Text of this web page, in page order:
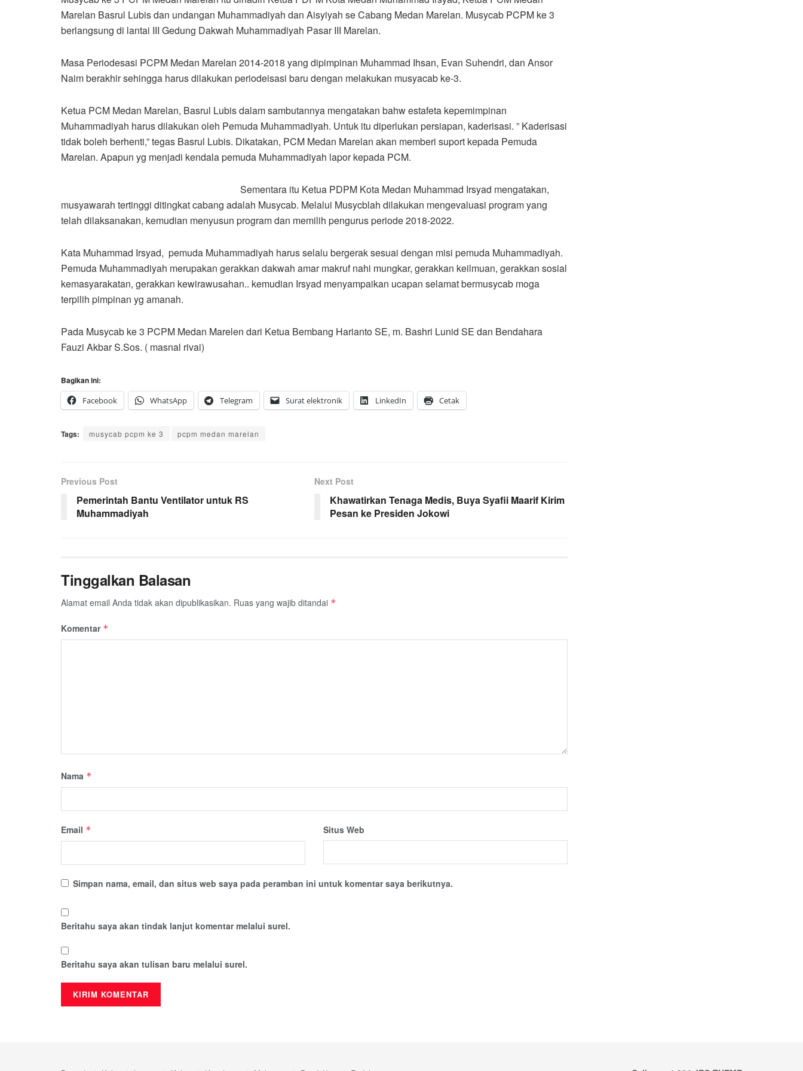
Marelan Basrul Lubis dan undangan Muhammadiyah dan Aisyiyah se Cabang Medan Marelan. Musycab PCPM ke 3
berlangsung di lantai III Gedung Dakwah Muhammadiyah Pasar III Marelan.
Masa Periodesasi PCPM Medan Marelan 2014-2018 yang dipimpinan Muhammad Ihsan, Evan Suhendri, dan Ansor
Naim berakhir sehingga harus dilakukan periodeisasi baru dengan melakukan musyacab ke-3.
Ketua PCM Medan Marelan, Basrul Lubis dalam sambutannya mengatakan bahw estafeta kepemimpinan
Muhammadiyah harus dilakukan oleh Pemuda Muhammadiyah. Untuk itu diperlukan persiapan, kaderisasi. ” Kaderisasi
tidak boleh berhenti,” tegas Basrul Lubis. Dikatakan, PCM Medan Marelan akan memberi suport kepada Pemuda
Marelan. Apapun yg menjadi kendala pemuda Muhammadiyah lapor kepada PCM.
Sementara itu Ketua PDPM Kota Medan Muhammad Irsyad mengatakan,
musyawarah tertinggi ditingkat cabang adalah Musycab. Melalui Musycblah dilakukan mengevaluasi program yang
telah dilaksanakan, kemudian menyusun program dan memilih pengurus periode 2018-2022.
Kata Muhammad Irsyad, pemuda Muhammadiyah harus selalu bergerak sesuai dengan misi pemuda Muhammadiyah.
Pemuda Muhammadiyah merupakan gerakkan dakwah amar makruf nahi mungkar, gerakkan keilmuan, gerakkan sosial
kemasyarakatan, gerakkan kewirawusahan.. kemudian Irsyad menyampaikan ucapan selamat bermusycab moga
terpilih pimpinan yg amanah.
Pada Musycab ke 3 PCPM Medan Marelen dari Ketua Bembang Harianto SE, m. Bashri Lunid SE dan Bendahara
Fauzi Akbar S.Sos. ( masnal rivai)
Bagikan ini:
Facebook
WhatsApp Telegram Surat elektronik LinkedIn Cetak
Tags: musycab pcpm ke 3 pcpm medan marelan
Previous Post
Pemerintah Bantu Ventilator untuk RS
Muhammadiyah
Next Post
Khawatirkan Tenaga Medis, Buya Syafii Maarif Kirim
Pesan ke Presiden Jokowi
Tinggalkan Balasan
Alamat email Anda tidak akan dipublikasikan. Ruas yang wajib ditandai *
Komentar *
Nama *
Email * Situs Web
Simpan nama, email, dan situs web saya pada peramban ini untuk komentar saya berikutnya.
Beritahu saya akan tindak lanjut komentar melalui surel.
Beritahu saya akan tulisan baru melalui surel.